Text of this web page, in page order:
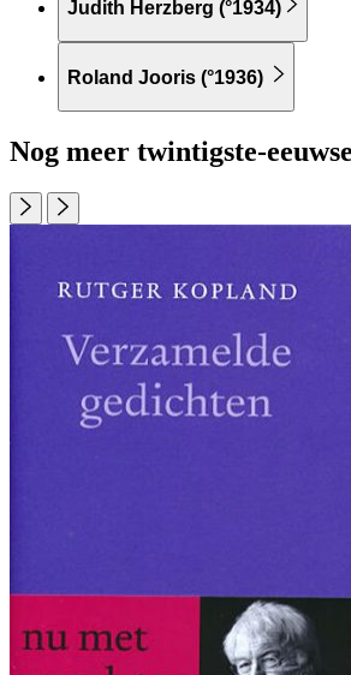
Judith Herzberg (°1934)
Roland Jooris (°1936)
Nog meer twintigste-